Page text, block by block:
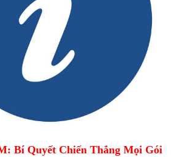
Bí Quyết Chiến Thắng Mọi Gói